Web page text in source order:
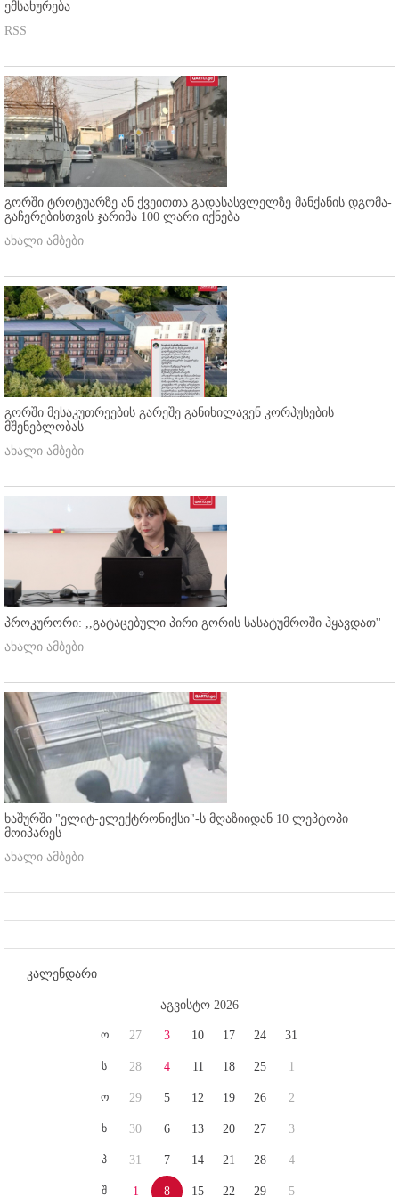
ემსახურება
RSS
გორში ტროტუარზე ან ქვეითთა გადასასვლელზე მანქანის დგომა-
გაჩერებისთვის ჯარიმა 100 ლარი იქნება
ახალი ამბები
გორში მესაკუთრეების გარეშე განიხილავენ კორპუსების
მშენებლობას
ახალი ამბები
პროკურორი: ,,გატაცებული პირი გორის სასატუმროში ჰყავდათ''
ახალი ამბები
ხაშურში "ელიტ-ელექტრონიქსი"-ს მღაზიიდან 10 ლეპტოპი
მოიპარეს
ახალი ამბები
კალენდარი
აგვისტო 2026
ო
ს
ო
ხ
პ
შ
27
28
29
30
31
1
3
4
5
6
7
8
10
11
12
13
14
15
17
18
19
20
21
22
24
25
26
27
28
29
31
1
2
3
4
5